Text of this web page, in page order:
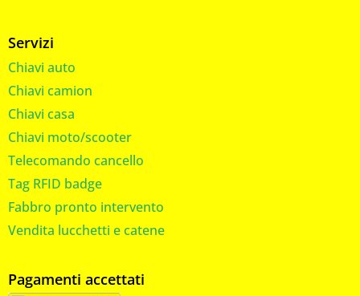
Servizi
Chiavi auto
Chiavi camion
Chiavi casa
Chiavi moto/scooter
Telecomando cancello
Tag RFID badge
Fabbro pronto intervento
Vendita lucchetti e catene
Pagamenti accettati